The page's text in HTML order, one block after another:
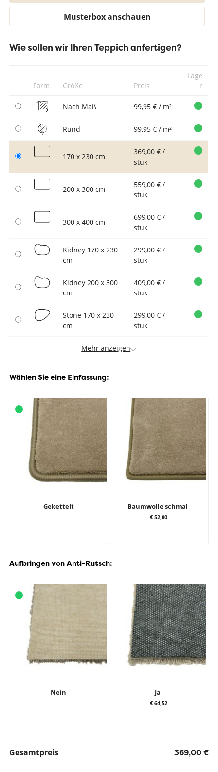
Musterbox anschauen
Wie sollen wir Ihren Teppich anfertigen?
Form Größe Preis
Lage
r
Nach Maß 99,95 € / m²
Rund 99,95 € / m²
170 x 230 cm
369,00 € /
stuk
200 x 300 cm
559,00 € /
stuk
300 x 400 cm
699,00 € /
stuk
Kidney 170 x 230
cm
299,00 € /
stuk
Kidney 200 x 300
cm
409,00 € /
stuk
Stone 170 x 230
cm
299,00 € /
stuk
Mehr anzeigen
Wählen Sie eine Einfassung:
Gekettelt Baumwolle schmal
€ 52,00
Aufbringen von Anti-Rutsch:
Nein Ja
€ 64,52
Gesamtpreis 369,00 €